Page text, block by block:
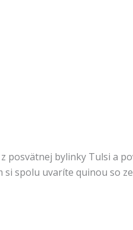
posvätnej bylinky Tulsi a
spolu uvaríte quinou so